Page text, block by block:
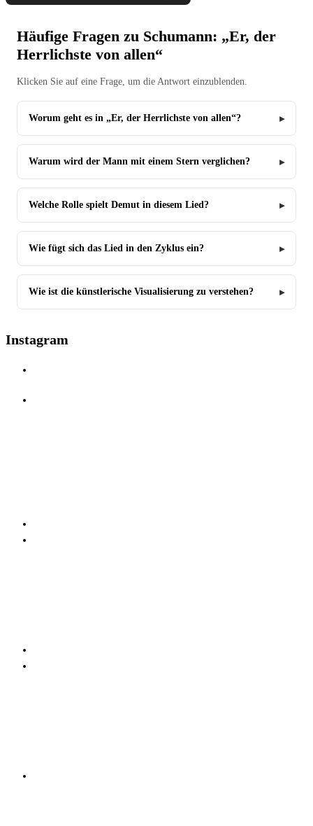
Häufige Fragen zu Schumann: „Er, der
Herrlichste von allen“
Klicken Sie auf eine Frage, um die Antwort einzublenden.
Worum geht es in „Er, der Herrlichste von allen“?
Warum wird der Mann mit einem Stern verglichen?
Welche Rolle spielt Demut in diesem Lied?
Wie fügt sich das Lied in den Zyklus ein?
Wie ist die künstlerische Visualisierung zu verstehen?
Instagram